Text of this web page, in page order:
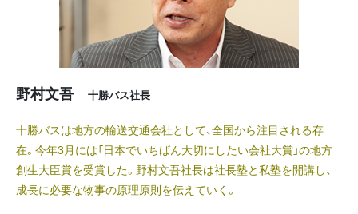
野村文吾 十勝バス社長
十勝バスは地方の輸送交通会社として、全国から注目される存
在。今年3月には「日本でいちばん大切にしたい会社大賞」の地方
創生大臣賞を受賞した。野村文吾社長は社長塾と私塾を開講し、
成長に必要な物事の原理原則を伝えていく。